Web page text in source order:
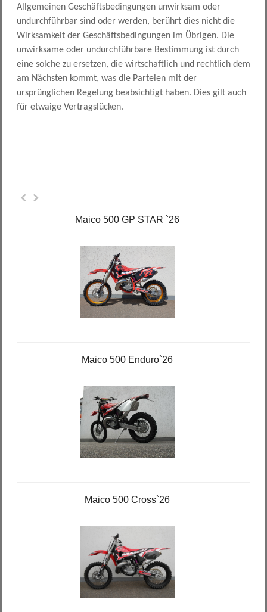
Allgemeinen Geschäftsbedingungen unwirksam oder
undurchführbar sind oder werden, berührt dies nicht die
Wirksamkeit der Geschäftsbedingungen im Übrigen. Die
unwirksame oder undurchführbare Bestimmung ist durch
eine solche zu ersetzen, die wirtschaftlich und rechtlich dem
am Nächsten kommt, was die Parteien mit der
ursprünglichen Regelung beabsichtigt haben. Dies gilt auch
für etwaige Vertragslücken.
Maico 500 GP STAR `26
Maico 500 Enduro`26
Maico 500 Cross`26